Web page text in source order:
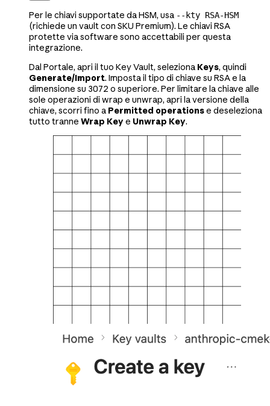
Per le chiavi supportate da HSM, usa --kty RSA-HSM
(richiede un vault con SKU Premium). Le chiavi RSA
protette via software sono accettabili per questa
integrazione.
Dal Portale, apri il tuo Key Vault, seleziona Keys, quindi
Generate/Import. Imposta il tipo di chiave su RSA e la
dimensione su 3072 o superiore. Per limitare la chiave alle
sole operazioni di wrap e unwrap, apri la versione della
chiave, scorri fino a Permitted operationse deseleziona
tutto tranne Wrap Keye Unwrap Key.